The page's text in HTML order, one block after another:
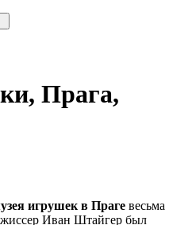
Прага,
игрушек в Праге весьма
Иван Штайгер был